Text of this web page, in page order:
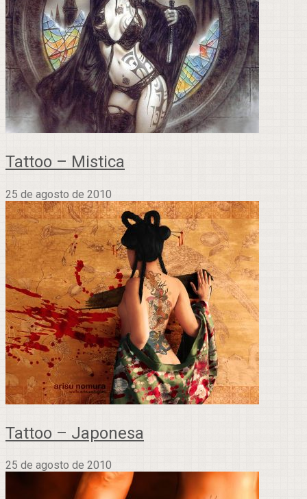
Tattoo – Mistica
25 de agosto de 2010
Tattoo – Japonesa
25 de agosto de 2010